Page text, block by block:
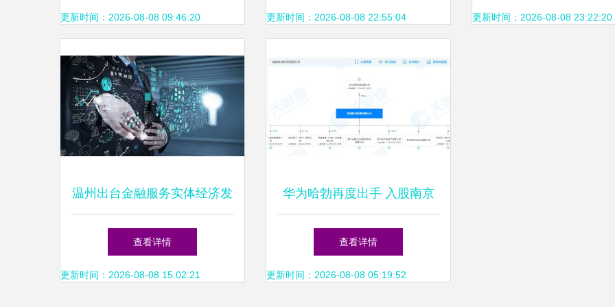
域技术突破
更新时间：2026-08-08 09:46:20 模式
更新时间：2026-08-08 22:55:04 更新时间：2026-08-08 23:22:20
温州出台金融服务实体经济发
展14条,着力缓解民营企业融
资问题
查看详情
更新时间：2026-08-08 15:02:21
华为哈勃再度出手 入股南京
芯视界微电子，累计投资企业
达9家
查看详情
更新时间：2026-08-08 05:19:52